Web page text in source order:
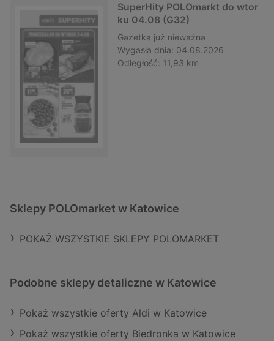
SuperHity POLOmarkt do wtor
ku 04.08 (G32)
Gazetka już nieważna
Wygasła dnia: 04.08.2026
Odległość: 11,93 km
Sklepy POLOmarket w Katowice
POKAŻ WSZYSTKIE SKLEPY POLOMARKET
Podobne sklepy detaliczne w Katowice
Pokaż wszystkie oferty Aldi w Katowice
Pokaż wszystkie oferty Biedronka w Katowice